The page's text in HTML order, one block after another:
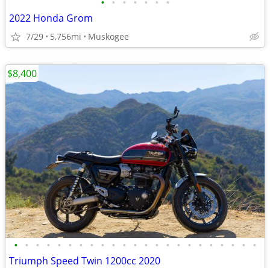
2022 Honda Grom
7/29 5,756mi Muskogee
• • • • • • • • • • • • • • • • • • • • • • •
Triumph Speed Twin 1200cc 2020
$8,400